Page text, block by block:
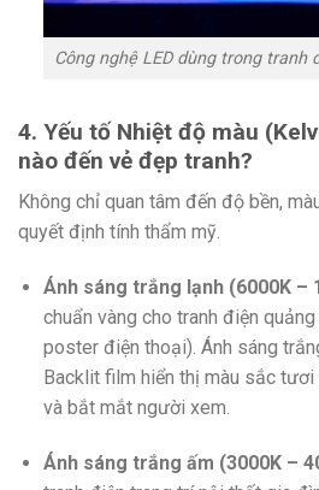
Công nghệ LED dùng trong tranh
4. Yếu tố Nhiệt độ màu
nào đến vẻ đẹp tranh?
Không chỉ quan tâm đến độ bền,
quyết định tính thẩm mỹ.
Ánh sáng trắng lạnh (6000K –
chuẩn vàng cho tranh điện
poster điện thoại). Ánh sáng
Backlit film hiển thị màu sắc
và bắt mắt người xem.
Ánh sáng trắng ấm (3000K –